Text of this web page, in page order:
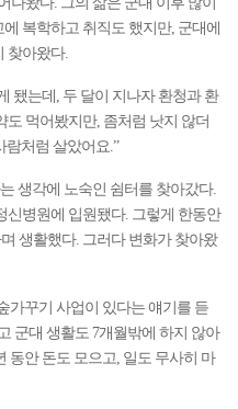
복학하고 취직도 했지만, 군대에
찾아왔다.
됐는데, 두 달이 지나자 환청과 환
먹어봤지만, 좀처럼 낫지 않더
람처럼 살았어요.”
생각에 노숙인 쉼터를 찾아갔다.
신병원에 입원됐다. 그렇게 한동안
생활했다. 그러다 변화가 찾아왔
가꾸기 사업이 있다는 얘기를 듣
군대 생활도 7개월밖에 하지 않아
동안 돈도 모으고, 일도 무사히 마